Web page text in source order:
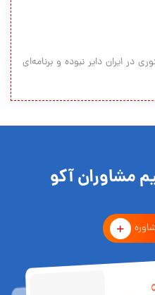
در ایران دایر نبوده و برنامه‌ای
مشاوران آکو